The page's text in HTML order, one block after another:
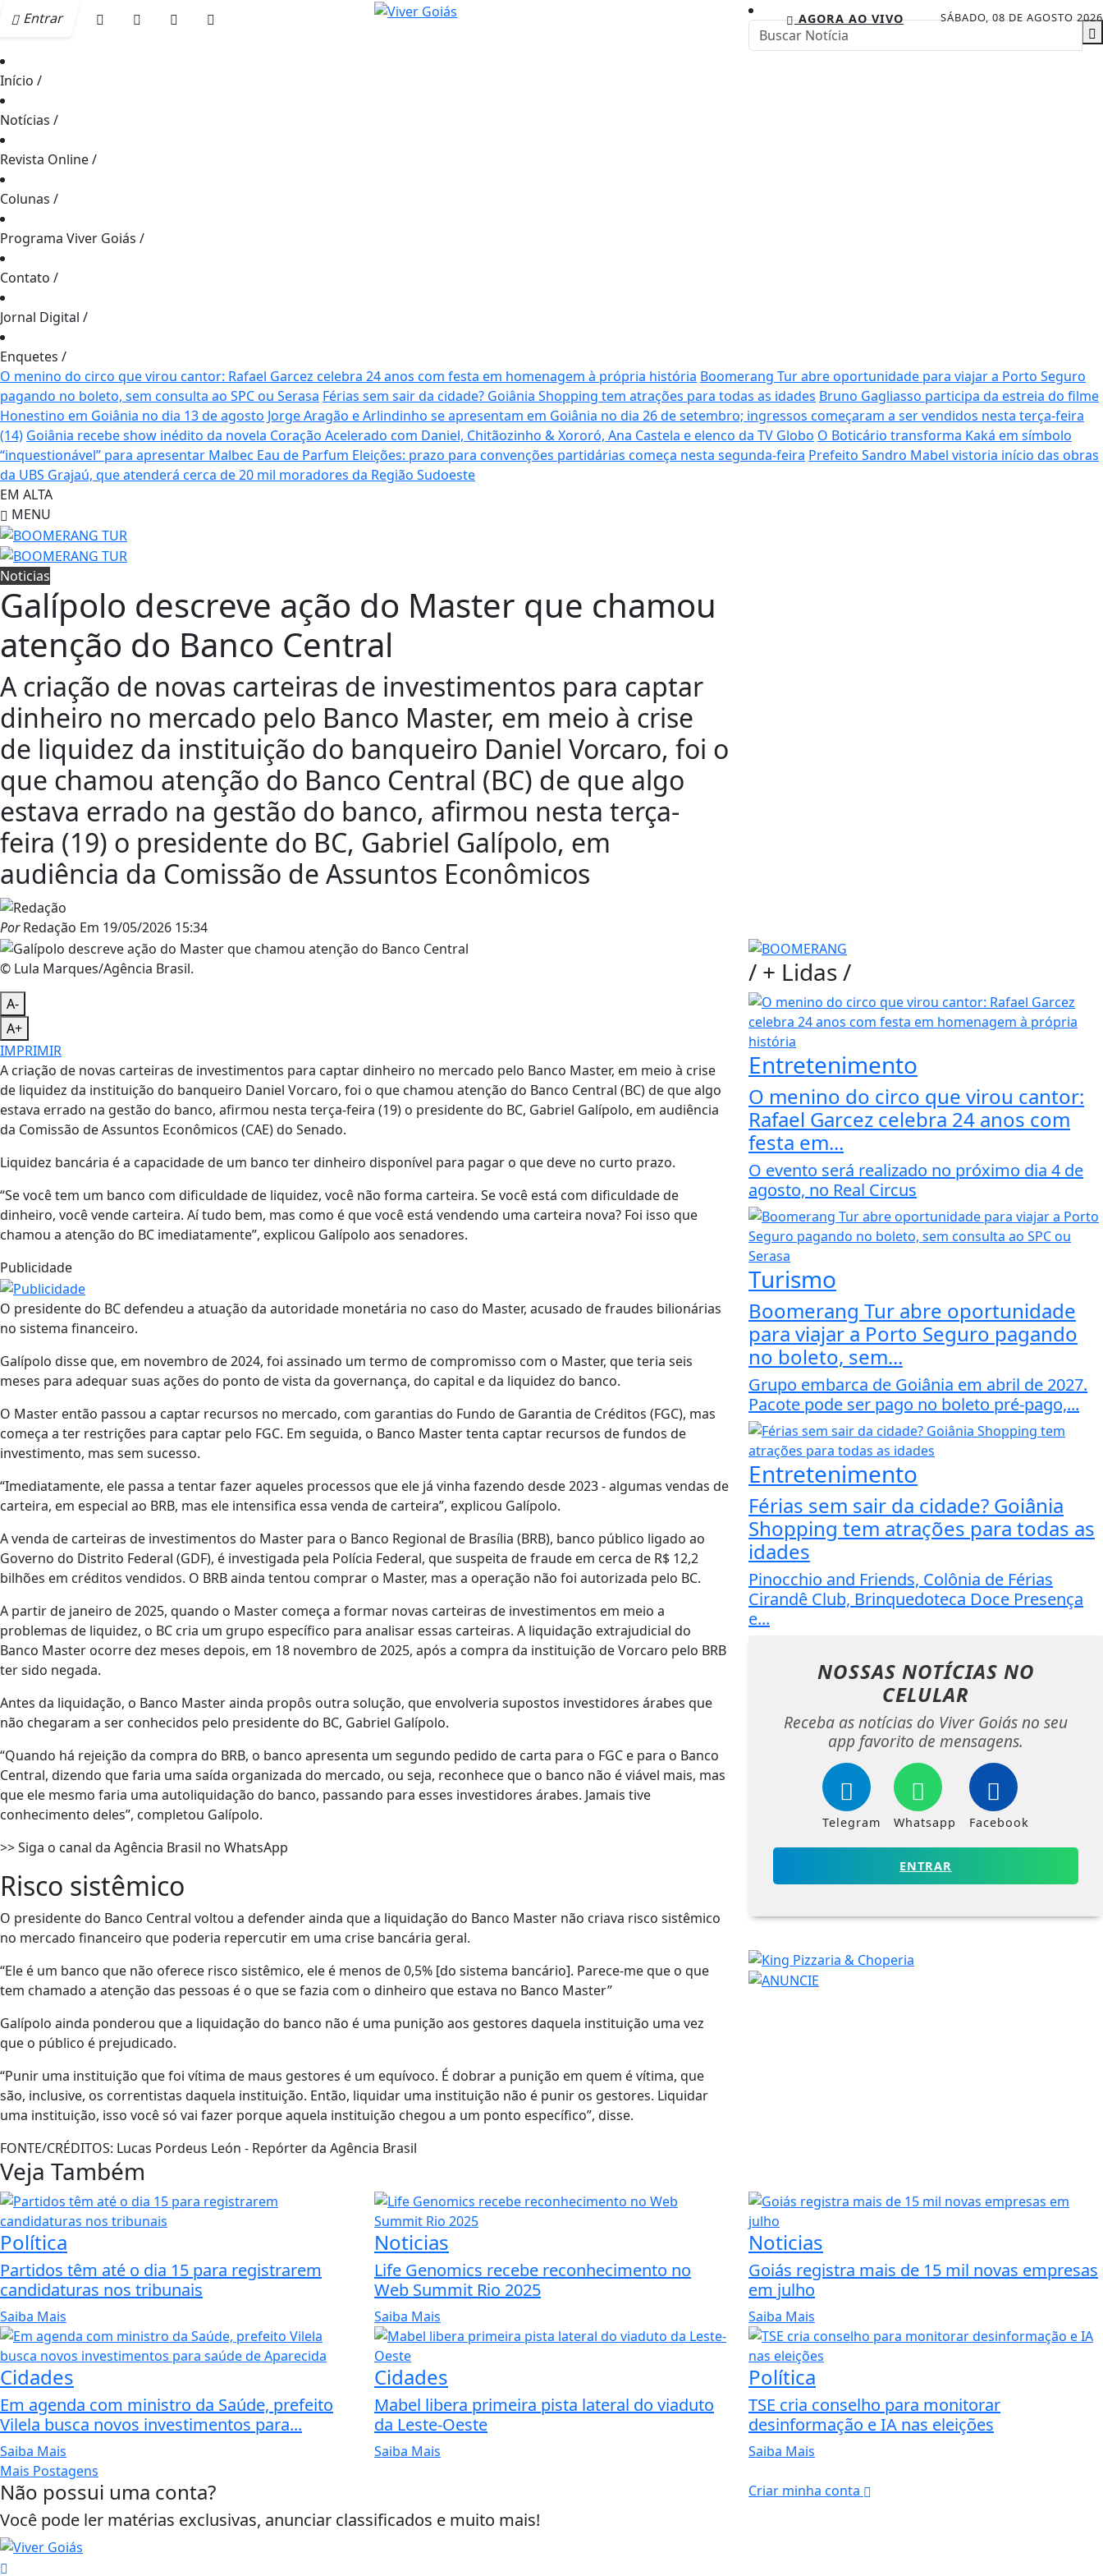
Entrar SÁBADO, 08 DE AGOSTO 2026
AGORA AO VIVO
Início /
Notícias /
Revista Online/
Colunas /
Programa Viver Goiás /
Contato /
Jornal Digital /
Enquetes /
O menino do circo que virou cantor: Rafael Garcez celebra 24 anos com festa em homenagem à própria história Boomerang Tur abre oportunidade para viajar a Porto Seguro
pagando no boleto, sem consulta ao SPC ou Serasa Férias sem sair da cidade? Goiânia Shopping tem atrações para todas as idades Bruno Gagliasso participa da estreia do filme
Honestino em Goiânia no dia 13 de agosto Jorge Aragão e Arlindinho se apresentam em Goiânia no dia 26 de setembro; ingressos começaram a ser vendidos nesta terça-feira
(14) Goiânia recebe show inédito da novela Coração Acelerado com Daniel, Chitãozinho & Xororó, Ana Castela e elenco da TV Globo O Boticário transforma Kaká em símbolo
“inquestionável” para apresentar Malbec Eau de Parfum Eleições: prazo para convenções partidárias começa nesta segunda-feira Prefeito Sandro Mabel vistoria início das obras
da UBS Grajaú, que atenderá cerca de 20 mil moradores da Região Sudoeste
EM ALTA
MENU
Noticias
Galípolo descreve ação do Master que chamou
atenção do Banco Central
A criação de novas carteiras de investimentos para captar
dinheiro no mercado pelo Banco Master, em meio à crise
de liquidez da instituição do banqueiro Daniel Vorcaro, foi o
que chamou atenção do Banco Central (BC) de que algo
estava errado na gestão do banco, afirmou nesta terça-
feira (19) o presidente do BC, Gabriel Galípolo, em
audiência da Comissão de Assuntos Econômicos
PorRedação Em 19/05/2026 15:34
© Lula Marques/Agência Brasil.
A-
A+
IMPRIMIR
A criação de novas carteiras de investimentos para captar dinheiro no mercado pelo Banco Master, em meio à crise
de liquidez da instituição do banqueiro Daniel Vorcaro, foi o que chamou atenção do Banco Central (BC) de que algo
estava errado na gestão do banco, afirmou nesta terça-feira (19) o presidente do BC, Gabriel Galípolo, em audiência
da Comissão de Assuntos Econômicos (CAE) do Senado.
Liquidez bancária é a capacidade de um banco ter dinheiro disponível para pagar o que deve no curto prazo.
“Se você tem um banco com dificuldade de liquidez, você não forma carteira. Se você está com dificuldade de
dinheiro, você vende carteira. Aí tudo bem, mas como é que você está vendendo uma carteira nova? Foi isso que
chamou a atenção do BC imediatamente”, explicou Galípolo aos senadores.
Publicidade
O presidente do BC defendeu a atuação da autoridade monetária no caso do Master, acusado de fraudes bilionárias
no sistema financeiro.
Galípolo disse que, em novembro de 2024, foi assinado um termo de compromisso com o Master, que teria seis
meses para adequar suas ações do ponto de vista da governança, do capital e da liquidez do banco.
O Master então passou a captar recursos no mercado, com garantias do Fundo de Garantia de Créditos (FGC), mas
começa a ter restrições para captar pelo FGC. Em seguida, o Banco Master tenta captar recursos de fundos de
investimento, mas sem sucesso.
“Imediatamente, ele passa a tentar fazer aqueles processos que ele já vinha fazendo desde 2023 - algumas vendas de
carteira, em especial ao BRB, mas ele intensifica essa venda de carteira”, explicou Galípolo.
A venda de carteiras de investimentos do Master para o Banco Regional de Brasília (BRB), banco público ligado ao
Governo do Distrito Federal (GDF), é investigada pela Polícia Federal, que suspeita de fraude em cerca de R$ 12,2
bilhões em créditos vendidos. O BRB ainda tentou comprar o Master, mas a operação não foi autorizada pelo BC.
A partir de janeiro de 2025, quando o Master começa a formar novas carteiras de investimentos em meio a
problemas de liquidez, o BC cria um grupo específico para analisar essas carteiras. A liquidação extrajudicial do
Banco Master ocorre dez meses depois, em 18 novembro de 2025, após a compra da instituição de Vorcaro pelo BRB
ter sido negada.
Antes da liquidação, o Banco Master ainda propôs outra solução, que envolveria supostos investidores árabes que
não chegaram a ser conhecidos pelo presidente do BC, Gabriel Galípolo.
“Quando há rejeição da compra do BRB, o banco apresenta um segundo pedido de carta para o FGC e para o Banco
Central, dizendo que faria uma saída organizada do mercado, ou seja, reconhece que o banco não é viável mais, mas
que ele mesmo faria uma autoliquidação do banco, passando para esses investidores árabes. Jamais tive
conhecimento deles”, completou Galípolo.
>> Siga o canal da Agência Brasil no WhatsApp
Risco sistêmico
O presidente do Banco Central voltou a defender ainda que a liquidação do Banco Master não criava risco sistêmico
no mercado financeiro que poderia repercutir em uma crise bancária geral.
“Ele é um banco que não oferece risco sistêmico, ele é menos de 0,5% [do sistema bancário]. Parece-me que o que
tem chamado a atenção das pessoas é o que se fazia com o dinheiro que estava no Banco Master”
Galípolo ainda ponderou que a liquidação do banco não é uma punição aos gestores daquela instituição uma vez
que o público é prejudicado.
“Punir uma instituição que foi vítima de maus gestores é um equívoco. É dobrar a punição em quem é vítima, que
são, inclusive, os correntistas daquela instituição. Então, liquidar uma instituição não é punir os gestores. Liquidar
uma instituição, isso você só vai fazer porque aquela instituição chegou a um ponto específico”, disse.
FONTE/CRÉDITOS: Lucas Pordeus León - Repórter da Agência Brasil
/ + Lidas/
Entretenimento
O menino do circo que virou cantor:
Rafael Garcez celebra 24 anos com
festa em...
O evento será realizado no próximo dia 4 de
agosto, no Real Circus
Turismo
Boomerang Tur abre oportunidade
para viajar a Porto Seguro pagando
no boleto, sem...
Grupo embarca de Goiânia em abril de 2027.
Pacote pode ser pago no boleto pré-pago,...
Entretenimento
Férias sem sair da cidade? Goiânia
Shopping tem atrações para todas as
idades
Pinocchio and Friends, Colônia de Férias
Cirandê Club, Brinquedoteca Doce Presença
e...
NOSSAS NOTÍCIAS NO
CELULAR
Receba as notícias do Viver Goiás no seu
app favorito de mensagens.
Telegram Whatsapp Facebook
ENTRAR
Veja Também
Política
Partidos têm até o dia 15 para registrarem
candidaturas nos tribunais
Saiba Mais
Noticias
Life Genomics recebe reconhecimento no
Web Summit Rio 2025
Saiba Mais
Noticias
Goiás registra mais de 15 mil novas empresas
em julho
Saiba Mais
Cidades
Em agenda com ministro da Saúde, prefeito
Vilela busca novos investimentos para...
Saiba Mais
Cidades
Mabel libera primeira pista lateral do viaduto
da Leste-Oeste
Saiba Mais
Política
TSE cria conselho para monitorar
desinformação e IA nas eleições
Saiba Mais
Mais Postagens
Não possui uma conta?
Você pode ler matérias exclusivas, anunciar classificados e muito mais!
Criar minha conta